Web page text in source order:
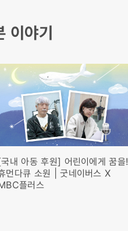
이야기
내 아동 후원] 어린이에게 꿈을!
먼다큐 소원 | 굿네이버스 X
플러스